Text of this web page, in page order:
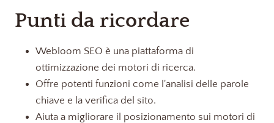
Punti da ricordare
Webloom SEO è una piattaforma di
ottimizzazione dei motori di ricerca.
Offre potenti funzioni come l'analisi delle parole
chiave e la verifica del sito.
Aiuta a migliorare il posizionamento sui motori di